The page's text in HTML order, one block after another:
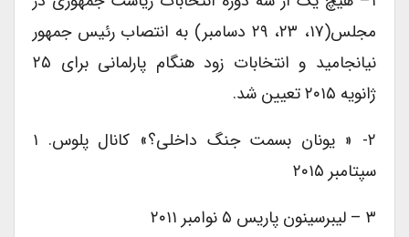
مجلس(۱۷، ۲۳، ۲۹ دسامبر) به انتصاب رئیس جمهور
نیانجامید و انتخابات زود هنگام پارلمانی برای ۲۵
ژانویه ۲۰۱۵ تعیین شد.
۲- « یونان بسمت جنگ داخلی؟» کانال پلوس. ۱
سپتامبر ۲۰۱۵